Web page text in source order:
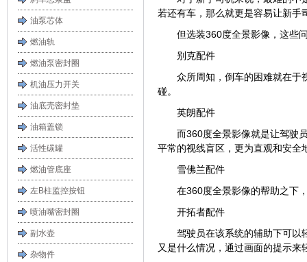
油泵芯体
燃油轨
燃油泵密封圈
机油压力开关
油底壳密封垫
油箱盖锁
活性碳罐
燃油管底座
左B柱监控按钮
喷油嘴密封圈
副水壶
杂物件
若还有车，那么就更是容易让新手
但选装360度全景影像，这些
别克配件
众所周知，倒车的困难就在于
碰。
英朗配件
而360度全景影像就是让驾驶
平常的视线盲区，更为直观和安全
雪佛兰配件
在360度全景影像的帮助之下
开拓者配件
驾驶员在该系统的辅助下可以
又是什么情况，通过画面的提示